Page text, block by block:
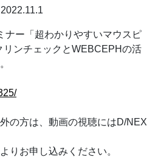
2022.11.1
ナー「超わかりやすいマウスピ
ンチェックとWEBCEPHの活
の方は、動画の視聴にはD/NEX
りお申し込みください。